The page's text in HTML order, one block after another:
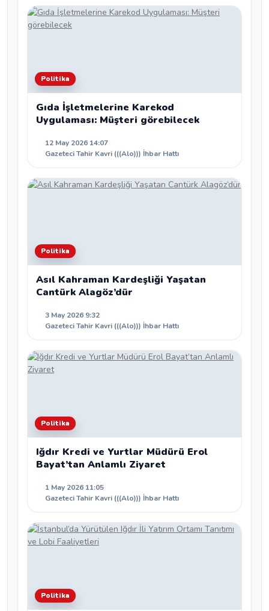
Politika
Gıda İşletmelerine Karekod
Uygulaması: Müşteri görebilecek
12 May 2026 14:07
Gazeteci Tahir Kavri (((Alo))) İhbar Hattı
Politika
Asıl Kahraman Kardeşliği Yaşatan
Cantürk Alagöz’dür
3 May 2026 9:32
Gazeteci Tahir Kavri (((Alo))) İhbar Hattı
Politika
Iğdır Kredi ve Yurtlar Müdürü Erol
Bayat’tan Anlamlı Ziyaret
1 May 2026 11:05
Gazeteci Tahir Kavri (((Alo))) İhbar Hattı
Politika